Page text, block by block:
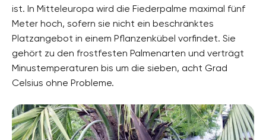
ist. In Mitteleuropa wird die Fiederpalme maximal fünf
Meter hoch, sofern sie nicht ein beschränktes
Platzangebot in einem Pflanzenkübel vorfindet. Sie
gehört zu den frostfesten Palmenarten und verträgt
Minustemperaturen bis um die sieben, acht Grad
Celsius ohne Probleme.